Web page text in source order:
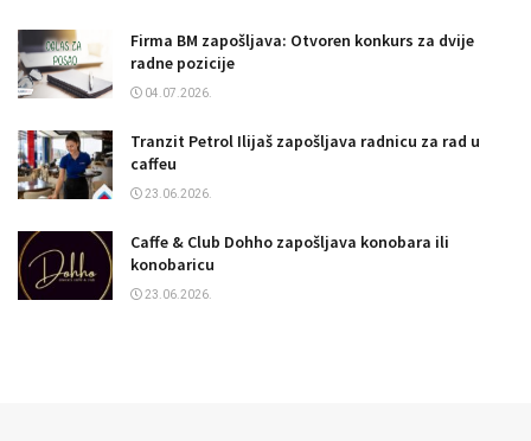
Firma BM zapošljava: Otvoren konkurs za dvije
radne pozicije
04.07.2026.
Tranzit Petrol Ilijaš zapošljava radnicu za rad u
caffeu
23.06.2026.
Caffe & Club Dohho zapošljava konobara ili
konobaricu
23.06.2026.